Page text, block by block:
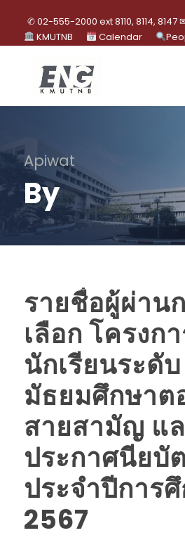
✆ 02-555-2000 ext 8110, 8114,
KMUTNB
Calendar
Apiwat
By
รายชื่อผู้ผ่าน
เลือก โครงก
นักเรียนระดับ
มัธยมศึกษาต
สายสามัญ แ
ประกาศนียบั
ประจำปีการ
2567